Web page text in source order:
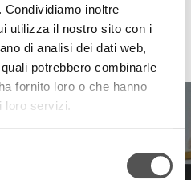
inoltre
utilizza il nostro sito con i
di analisi dei dati web,
potrebbero combinarle
fornito loro o che hanno
loro servizi.